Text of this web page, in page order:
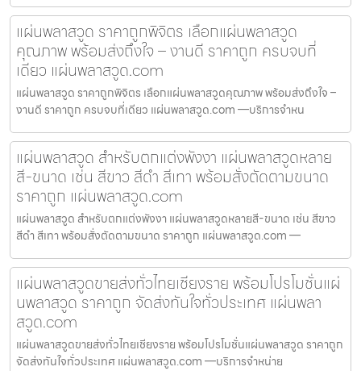
แผ่นพลาสวูด ราคาถูกพิจิตร เลือกแผ่นพลาสวูด
คุณภาพ พร้อมส่งถึงใจ – งานดี ราคาถูก ครบจบที่
เดียว แผ่นพลาสวูด.com
แผ่นพลาสวูด ราคาถูกพิจิตร เลือกแผ่นพลาสวูดคุณภาพ พร้อมส่งถึงใจ –
งานดี ราคาถูก ครบจบที่เดียว แผ่นพลาสวูด.com —บริการจำหน
แผ่นพลาสวูด สำหรับตกแต่งพังงา แผ่นพลาสวูดหลาย
สี-ขนาด เช่น สีขาว สีดำ สีเทา พร้อมสั่งตัดตามขนาด
ราคาถูก แผ่นพลาสวูด.com
แผ่นพลาสวูด สำหรับตกแต่งพังงา แผ่นพลาสวูดหลายสี-ขนาด เช่น สีขาว
สีดำ สีเทา พร้อมสั่งตัดตามขนาด ราคาถูก แผ่นพลาสวูด.com —
แผ่นพลาสวูดขายส่งทั่วไทยเชียงราย พร้อมโปรโมชั่นแผ่
นพลาสวูด ราคาถูก จัดส่งทันใจทั่วประเทศ แผ่นพลา
สวูด.com
แผ่นพลาสวูดขายส่งทั่วไทยเชียงราย พร้อมโปรโมชั่นแผ่นพลาสวูด ราคาถูก
จัดส่งทันใจทั่วประเทศ แผ่นพลาสวูด.com —บริการจำหน่าย